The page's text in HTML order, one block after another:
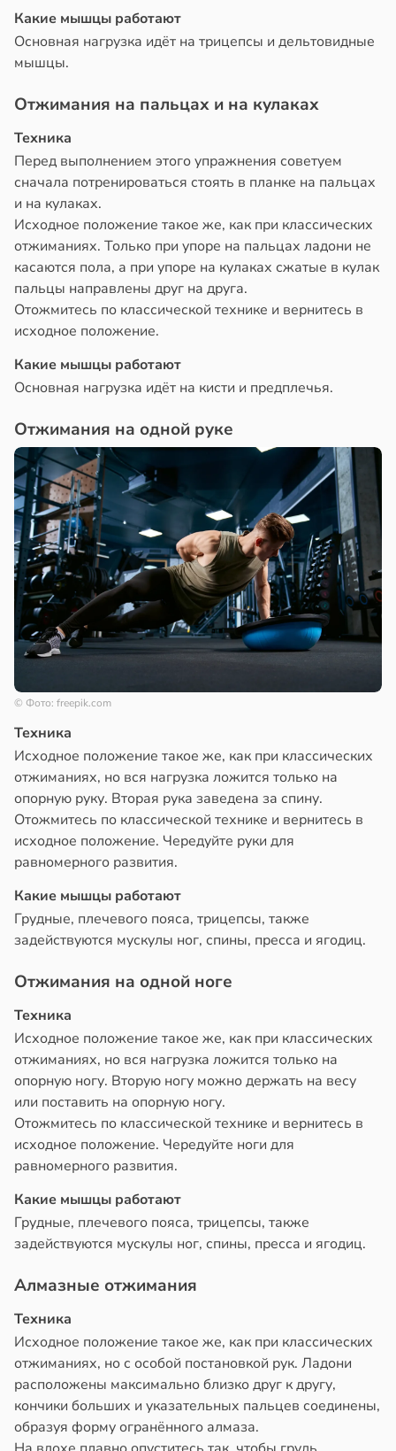
Какие мышцы работают
Основная нагрузка идёт на трицепсы и дельтовидные
мышцы.
Отжимания на пальцах и на кулаках
Техника
Перед выполнением этого упражнения советуем
сначала потренироваться стоять в планке на пальцах
и на кулаках.
Исходное положение такое же, как при классических
отжиманиях. Только при упоре на пальцах ладони не
касаются пола, а при упоре на кулаках сжатые в кулак
пальцы направлены друг на друга.
Отожмитесь по классической технике и вернитесь в
исходное положение.
Какие мышцы работают
Основная нагрузка идёт на кисти и предплечья.
Отжимания на одной руке
© Фото: freepik.com
Техника
Исходное положение такое же, как при классических
отжиманиях, но вся нагрузка ложится только на
опорную руку. Вторая рука заведена за спину.
Отожмитесь по классической технике и вернитесь в
исходное положение. Чередуйте руки для
равномерного развития.
Какие мышцы работают
Грудные, плечевого пояса, трицепсы, также
задействуются мускулы ног, спины, пресса и ягодиц.
Отжимания на одной ноге
Техника
Исходное положение такое же, как при классических
отжиманиях, но вся нагрузка ложится только на
опорную ногу. Вторую ногу можно держать на весу
или поставить на опорную ногу.
Отожмитесь по классической технике и вернитесь в
исходное положение. Чередуйте ноги для
равномерного развития.
Какие мышцы работают
Грудные, плечевого пояса, трицепсы, также
задействуются мускулы ног, спины, пресса и ягодиц.
Алмазные отжимания
Техника
Исходное положение такое же, как при классических
отжиманиях, но с особой постановкой рук. Ладони
расположены максимально близко друг к другу,
кончики больших и указательных пальцев соединены,
образуя форму огранённого алмаза.